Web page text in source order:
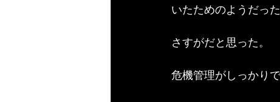
いたためのようだった
さすがだと思った。
危機管理がしっかり